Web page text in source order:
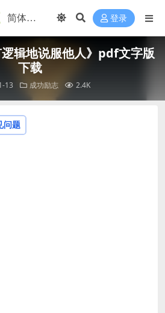
登录
逻辑地说服他人》pdf文字版
下载
13 成功励志 2.4K
问题